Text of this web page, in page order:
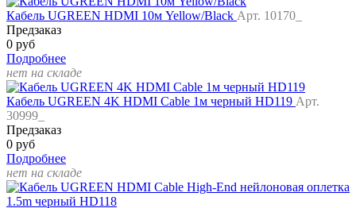
Кабель UGREEN HDMI 10м Yellow/Black Арт. 10170_
Предзаказ
0 руб
Подробнее
нет на складе
Кабель UGREEN 4K HDMI Cable 1м черный HD119 Арт.
30999_
Предзаказ
0 руб
Подробнее
нет на складе